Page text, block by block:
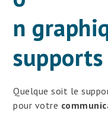
n
supports
Quelque soit le
pour votre